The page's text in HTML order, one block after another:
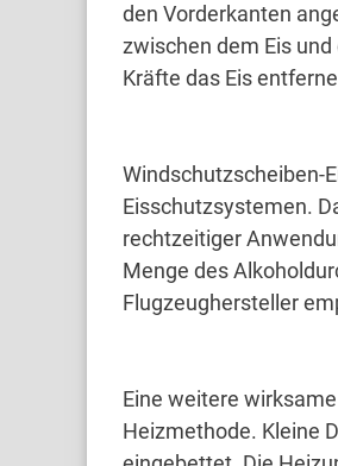
den Vorderkanten
zwischen dem Eis
Kräfte das Eis
Windschutzscheiben-
Eisschutzsystemen.
rechtzeitiger
Menge des
Flugzeughersteller
Eine weitere
Heizmethode. Kleine